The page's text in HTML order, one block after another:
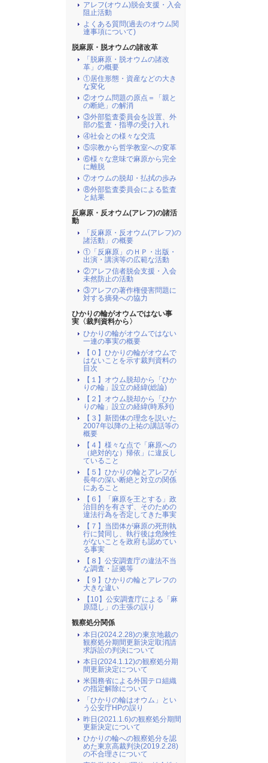
アレフ(オウム)脱会支援・入会
阻止活動
よくある質問(過去のオウム関
連事項について)
脱麻原・脱オウムの諸改革
「脱麻原・脱オウムの諸改
革」の概要
①居住形態・資産などの大き
な変化
②オウム問題の原点＝「親と
の断絶」の解消
③外部監査委員会を設置、外
部の監査・指導の受け入れ
④社会との様々な交流
⑤宗教から哲学教室への変革
⑥様々な意味で麻原から完全
に離脱
⑦オウムの脱却・払拭の歩み
⑧外部監査委員会による監査
と結果
反麻原・反オウム(アレフ)の諸活
動
「反麻原・反オウム(アレフ)の
諸活動」の概要
①「反麻原」のＨＰ・出版・
出演・講演等の広範な活動
②アレフ信者脱会支援・入会
未然防止の活動
③アレフの著作権侵害問題に
対する摘発への協力
ひかりの輪がオウムではない事
実〈裁判資料から〉
ひかりの輪がオウムではない
一連の事実の概要
【０】ひかりの輪がオウムで
はないことを示す裁判資料の
目次
【１】オウム脱却から「ひか
りの輪」設立の経緯(総論)
【２】オウム脱却から「ひか
りの輪」設立の経緯(時系列)
【３】新団体の理念を説いた
2007年以降の上祐の講話等の
概要
【４】様々な点で「麻原への
（絶対的な）帰依」に違反し
ていること
【５】ひかりの輪とアレフが
長年の深い断絶と対立の関係
にあること
【６】「麻原を王とする」政
治目的を有さず、そのための
違法行為を否定してきた事実
【７】当団体が麻原の死刑執
行に賛同し、執行後は危険性
がないことを政府も認めてい
る事実
【８】公安調査庁の違法不当
な調査・証拠等
【９】ひかりの輪とアレフの
大きな違い
【10】公安調査庁による「麻
原隠し」の主張の誤り
観察処分関係
本日(2024.2.28)の東京地裁の
観察処分期間更新決定取消請
求訴訟の判決について
本日(2024.1.12)の観察処分期
間更新決定について
米国務省による外国テロ組織
の指定解除について
「ひかりの輪はオウム」とい
う公安庁HPの誤り
昨日(2021.1.6)の観察処分期間
更新決定について
ひかりの輪への観察処分を認
めた東京高裁判決(2019.2.28)
の不合理さについて